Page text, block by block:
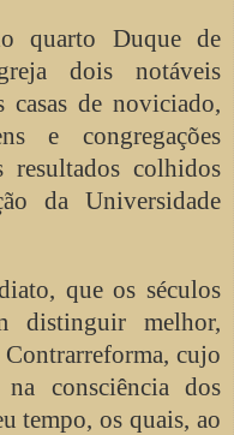
quarto Duque de
dois notáveis
de noviciado,
e congregações
colhidos
da Universidade
que os séculos
distinguir melhor,
cujo
consciência dos
tempo, os quais, ao